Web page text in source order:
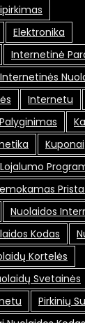
Elektronika
Internetinė
Internetinės
Internetu
Kuponai
Lojalumo
Nuolaidos
Kodas
Kortelės
Svetainės
Pirkinių
Nuolaidos Kodas